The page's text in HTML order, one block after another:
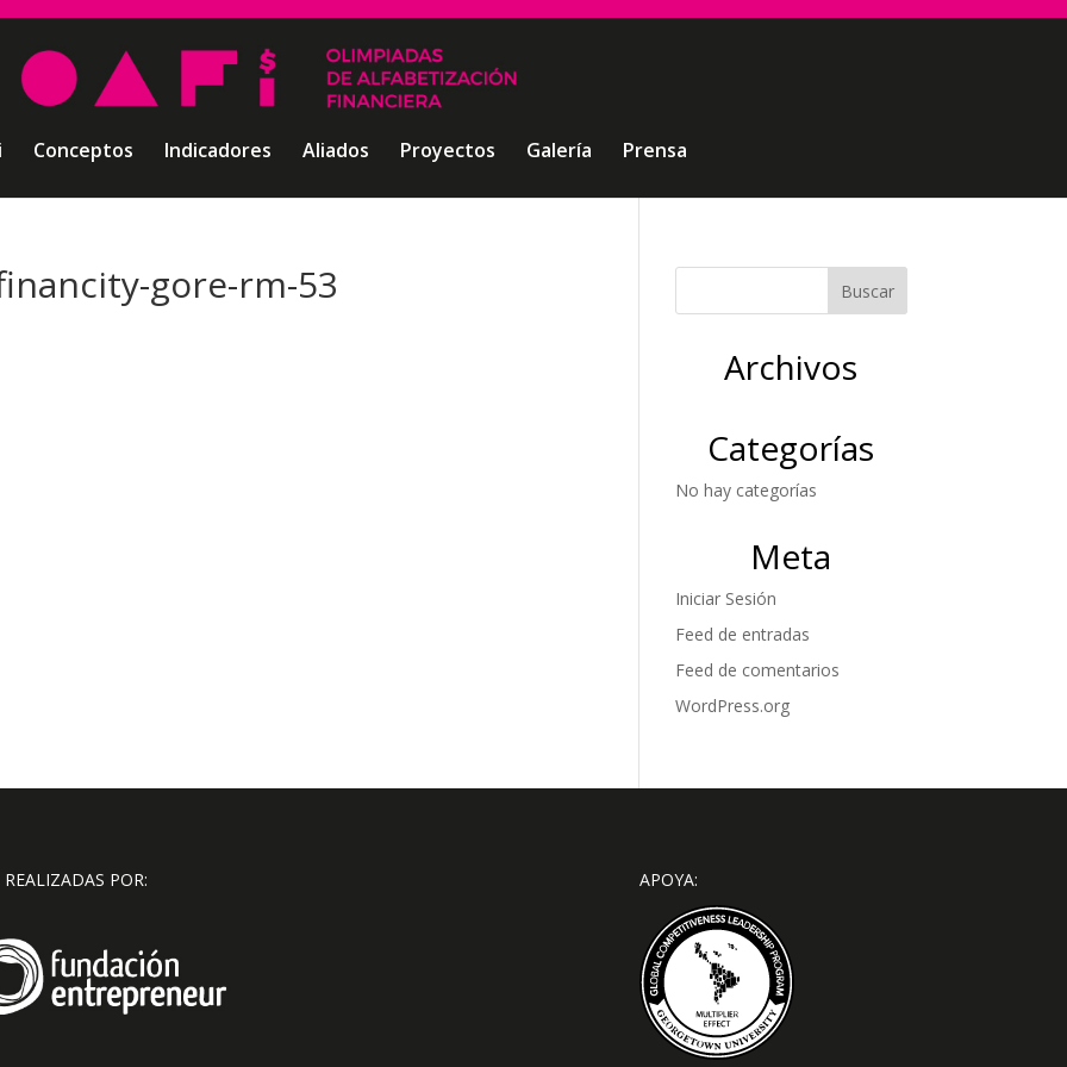
Conceptos Indicadores Aliados Proyectos Galería Prensa
gore-rm-53
Archivos
Categorías
No hay categorías
Meta
Iniciar Sesión
Feed de entradas
Feed de comentarios
WordPress.org
POR: APOYA: